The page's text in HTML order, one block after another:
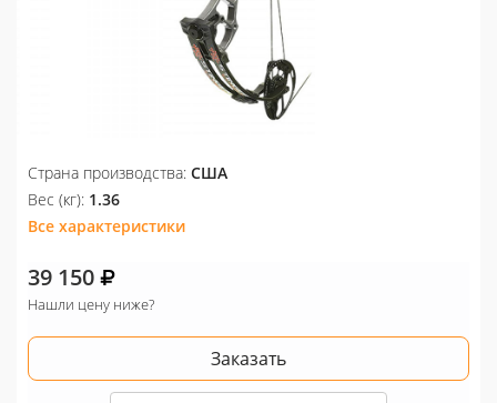
Страна производства: США
Вес (кг): 1.36
Все характеристики
39 150
Нашли цену ниже?
Заказать